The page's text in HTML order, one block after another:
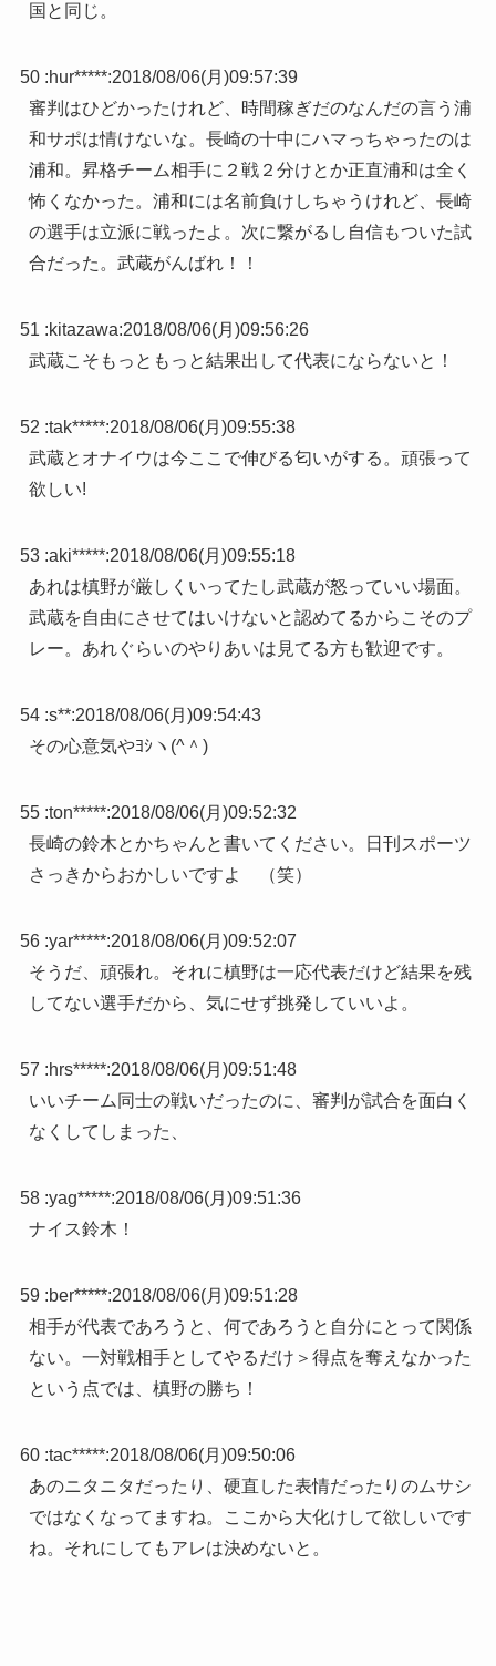
国と同じ。
50 :hur*****:2018/08/06(月)09:57:39
審判はひどかったけれど、時間稼ぎだのなんだの言う浦
和サポは情けないな。長崎の十中にハマっちゃったのは
浦和。昇格チーム相手に２戦２分けとか正直浦和は全く
怖くなかった。浦和には名前負けしちゃうけれど、長崎
の選手は立派に戦ったよ。次に繋がるし自信もついた試
合だった。武蔵がんばれ！！
51 :kitazawa:2018/08/06(月)09:56:26
武蔵こそもっともっと結果出して代表にならないと！
52 :tak*****:2018/08/06(月)09:55:38
武蔵とオナイウは今ここで伸びる匂いがする。頑張って
欲しい!
53 :aki*****:2018/08/06(月)09:55:18
あれは槙野が厳しくいってたし武蔵が怒っていい場面。
武蔵を自由にさせてはいけないと認めてるからこそのプ
レー。あれぐらいのやりあいは見てる方も歓迎です。
54 :s**:2018/08/06(月)09:54:43
その心意気やﾖｼヽ(^＾)
55 :ton*****:2018/08/06(月)09:52:32
長崎の鈴木とかちゃんと書いてください。日刊スポーツ
さっきからおかしいですよ （笑）
56 :yar*****:2018/08/06(月)09:52:07
そうだ、頑張れ。それに槙野は一応代表だけど結果を残
してない選手だから、気にせず挑発していいよ。
57 :hrs*****:2018/08/06(月)09:51:48
いいチーム同士の戦いだったのに、審判が試合を面白く
なくしてしまった、
58 :yag*****:2018/08/06(月)09:51:36
ナイス鈴木！
59 :ber*****:2018/08/06(月)09:51:28
相手が代表であろうと、何であろうと自分にとって関係
ない。一対戦相手としてやるだけ＞得点を奪えなかった
という点では、槙野の勝ち！
60 :tac*****:2018/08/06(月)09:50:06
あのニタニタだったり、硬直した表情だったりのムサシ
ではなくなってますね。ここから大化けして欲しいです
ね。それにしてもアレは決めないと。